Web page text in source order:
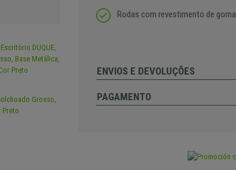
Rodas com revestimento de goma
ENVIOS E DEVOLUÇÕES
PAGAMENTO